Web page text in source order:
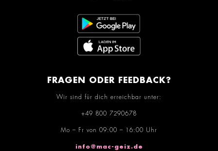
FRAGEN ODER FEEDBACK?
Wir sind für dich erreichbar unter:
+49 800 7290678
Mo – Fr von 09:00 – 16:00 Uhr
info@mac-geiz.de